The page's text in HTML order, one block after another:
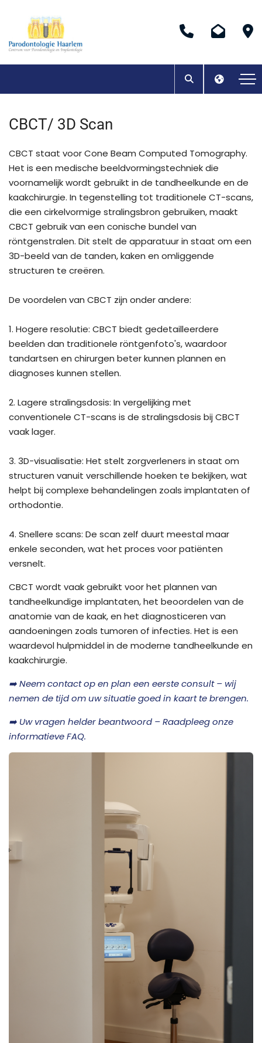
CBCT/ 3D Scan
CBCT staat voor Cone Beam Computed Tomography.
Het is een medische beeldvormingstechniek die
voornamelijk wordt gebruikt in de tandheelkunde en de
kaakchirurgie. In tegenstelling tot traditionele CT-scans,
die een cirkelvormige stralingsbron gebruiken, maakt
CBCT gebruik van een conische bundel van
röntgenstralen. Dit stelt de apparatuur in staat om een
3D-beeld van de tanden, kaken en omliggende
structuren te creëren.
De voordelen van CBCT zijn onder andere:
1. Hogere resolutie: CBCT biedt gedetailleerdere
beelden dan traditionele röntgenfoto's, waardoor
tandartsen en chirurgen beter kunnen plannen en
diagnoses kunnen stellen.
2. Lagere stralingsdosis: In vergelijking met
conventionele CT-scans is de stralingsdosis bij CBCT
vaak lager.
3. 3D-visualisatie: Het stelt zorgverleners in staat om
structuren vanuit verschillende hoeken te bekijken, wat
helpt bij complexe behandelingen zoals implantaten of
orthodontie.
4. Snellere scans: De scan zelf duurt meestal maar
enkele seconden, wat het proces voor patiënten
versnelt.
CBCT wordt vaak gebruikt voor het plannen van
tandheelkundige implantaten, het beoordelen van de
anatomie van de kaak, en het diagnosticeren van
aandoeningen zoals tumoren of infecties. Het is een
waardevol hulpmiddel in de moderne tandheelkunde en
kaakchirurgie.
➡️ Neem contact op en plan een eerste consult – wij
nemen de tijd om uw situatie goed in kaart te brengen.
➡️ Uw vragen helder beantwoord – Raadpleeg onze
informatieve FAQ.